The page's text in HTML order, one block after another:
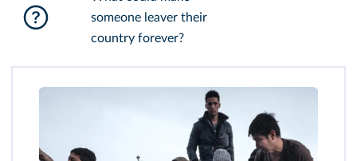
someone leaver their
country forever?